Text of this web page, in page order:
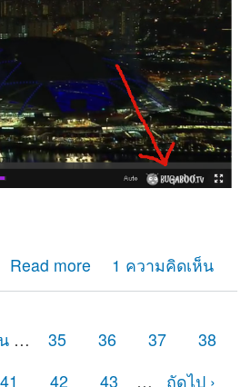
Read more
แบบง่ายๆเหมือนเว็บดัง
1 ความคิดเห็น
… 35 36 37
38
41 42 43 … ถัดไป ›